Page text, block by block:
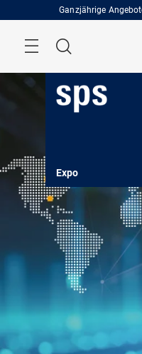
Ganzjährige
Suche
Expo